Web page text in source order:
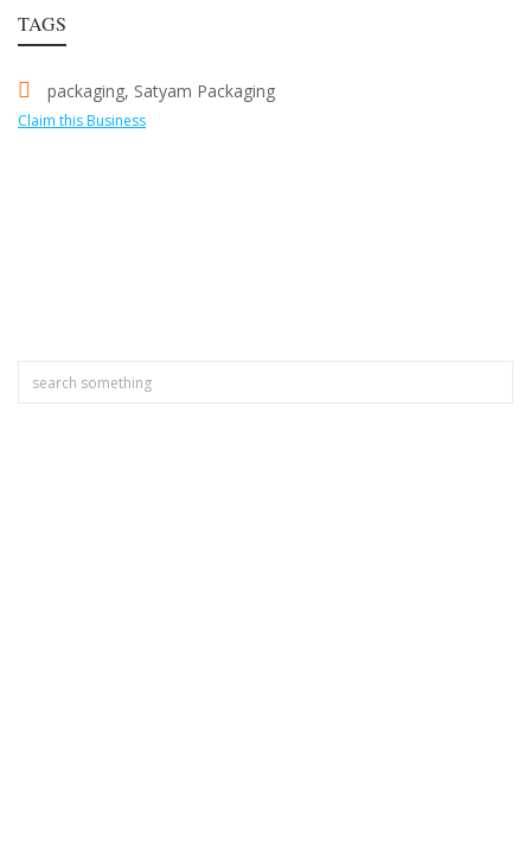
TAGS
packaging, Satyam Packaging
Claim this Business